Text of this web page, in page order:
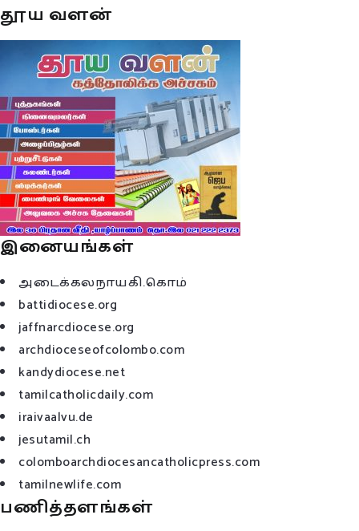
தூய வளன்
இனையங்கள்
அடைக்கலநாயகி.கொம்
battidiocese.org
jaffnarcdiocese.org
archdioceseofcolombo.com
kandydiocese.net
tamilcatholicdaily.com
iraivaalvu.de
jesutamil.ch
colomboarchdiocesancatholicpress.com
tamilnewlife.com
பணித்தளங்கள்